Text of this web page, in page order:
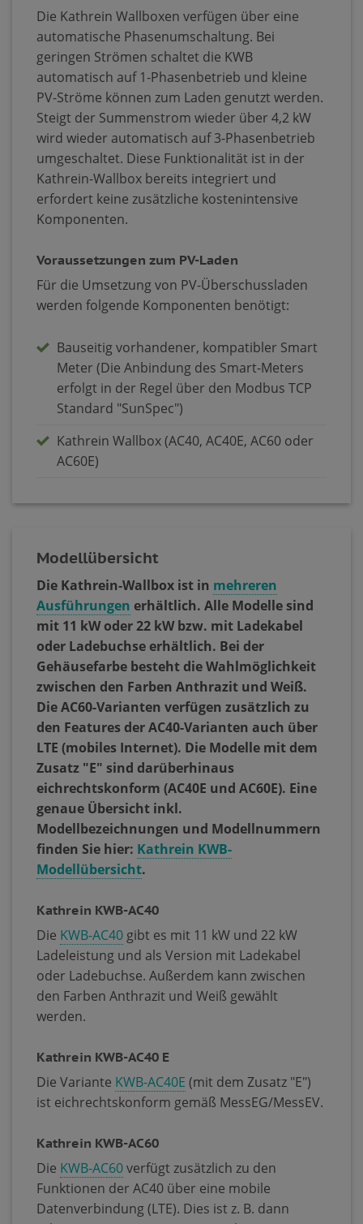
Die Kathrein Wallboxen verfügen über eine
automatische Phasenumschaltung. Bei
geringen Strömen schaltet die KWB
automatisch auf 1-Phasenbetrieb und kleine
PV-Ströme können zum Laden genutzt werden.
Steigt der Summenstrom wieder über 4,2 kW
wird wieder automatisch auf 3-Phasenbetrieb
umgeschaltet. Diese Funktionalität ist in der
Kathrein-Wallbox bereits integriert und
erfordert keine zusätzliche kostenintensive
Komponenten.
Voraussetzungen zum PV-Laden
Für die Umsetzung von PV-Überschussladen
werden folgende Komponenten benötigt:
Bauseitig vorhandener, kompatibler Smart
Meter (Die Anbindung des Smart-Meters
erfolgt in der Regel über den Modbus TCP
Standard "SunSpec")
Kathrein Wallbox (AC40, AC40E, AC60 oder
AC60E)
Modellübersicht
Die Kathrein-Wallbox ist in mehreren
Ausführungen erhältlich. Alle Modelle sind
mit 11 kW oder 22 kW bzw. mit Ladekabel
oder Ladebuchse erhältlich. Bei der
Gehäusefarbe besteht die Wahlmöglichkeit
zwischen den Farben Anthrazit und Weiß.
Die AC60-Varianten verfügen zusätzlich zu
den Features der AC40-Varianten auch über
LTE (mobiles Internet). Die Modelle mit dem
Zusatz "E" sind darüberhinaus
eichrechtskonform (AC40E und AC60E). Eine
genaue Übersicht inkl.
Modellbezeichnungen und Modellnummern
finden Sie hier: Kathrein KWB-
Modellübersicht.
Kathrein KWB-AC40
Die KWB-AC40 gibt es mit 11 kW und 22 kW
Ladeleistung und als Version mit Ladekabel
oder Ladebuchse. Außerdem kann zwischen
den Farben Anthrazit und Weiß gewählt
werden.
Kathrein KWB-AC40 E
Die Variante KWB-AC40E (mit dem Zusatz "E")
ist eichrechtskonform gemäß MessEG/MessEV.
Kathrein KWB-AC60
Die KWB-AC60verfügt zusätzlich zu den
Funktionen der AC40 über eine mobile
Datenverbindung (LTE). Dies ist z. B. dann